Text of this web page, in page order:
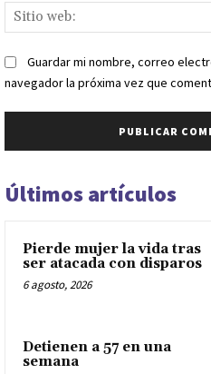
Guardar mi nombre, correo
navegador la próxima vez que
Últimos artículos
Pierde mujer la vida tras
ser atacada con disparos
6 agosto, 2026
Detienen a 57 en una
semana